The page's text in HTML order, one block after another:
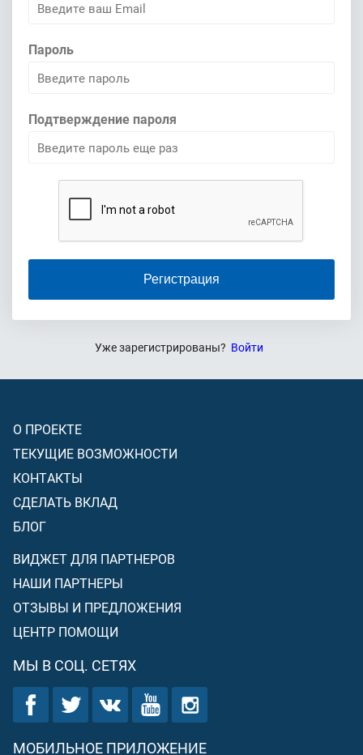
Пароль
Подтверждение пароля
Регистрация
Уже зарегистрированы? Войти
О ПРОЕКТЕ
ТЕКУЩИЕ ВОЗМОЖНОСТИ
КОНТАКТЫ
СДЕЛАТЬ ВКЛАД
БЛОГ
ВИДЖЕТ ДЛЯ ПАРТНЕРОВ
НАШИ ПАРТНЕРЫ
ОТЗЫВЫ И ПРЕДЛОЖЕНИЯ
ЦЕНТР ПОМОЩИ
МЫ В СОЦ. СЕТЯХ
МОБИЛЬНОЕ ПРИЛОЖЕНИЕ